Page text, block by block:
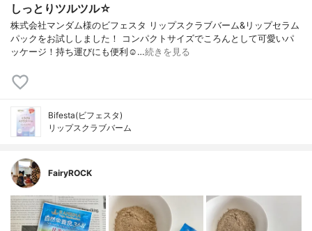
しっとりツルツル☆
株式会社マンダム様のビフェスタ リップスクラブバーム&リップセラム
パックをお試ししました！ コンパクトサイズでころんとして可愛いパ
ッケージ！持ち運びにも便利☺️…続きを見る
Bifesta(ビフェスタ)
リップスクラブバーム
FairyROCK